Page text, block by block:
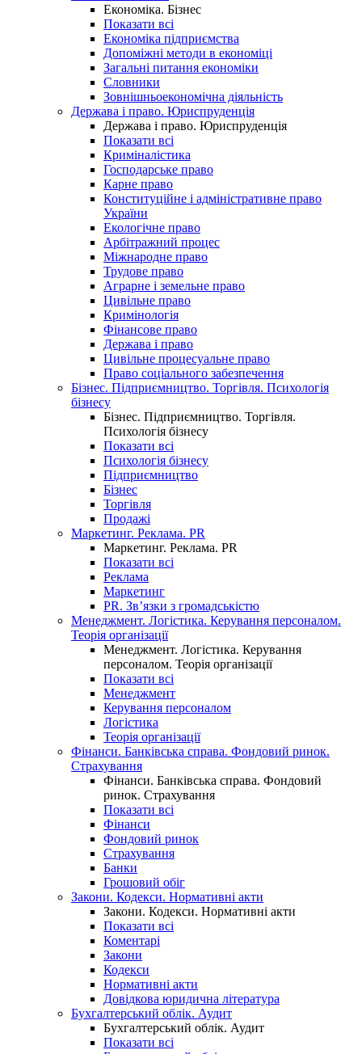
Економіка. Бізнес
Показати всі
Економіка підприємства
Допоміжні методи в економіці
Загальні питання економіки
Словники
Зовнішньоекономічна діяльність
Держава і право. Юриспруденція
Держава і право. Юриспруденція
Показати всі
Криміналістика
Господарське право
Карне право
Конституційне і адміністративне право
України
Екологічне право
Арбітражний процес
Міжнародне право
Трудове право
Аграрне і земельне право
Цивільне право
Кримінологія
Фінансове право
Держава і право
Цивільне процесуальне право
Право соціального забезпечення
Бізнес. Підприємництво. Торгівля. Психологія
бізнесу
Бізнес. Підприємництво. Торгівля.
Психологія бізнесу
Показати всі
Психологія бізнесу
Підприємництво
Бізнес
Торгівля
Продажі
Маркетинг. Реклама. PR
Маркетинг. Реклама. PR
Показати всі
Реклама
Маркетинг
PR. Зв’язки з громадськістю
Менеджмент. Логістика. Керування персоналом.
Теорія організації
Менеджмент. Логістика. Керування
персоналом. Теорія організації
Показати всі
Менеджмент
Керування персоналом
Логістика
Теорія організації
Фінанси. Банківська справа. Фондовий ринок.
Страхування
Фінанси. Банківська справа. Фондовий
ринок. Страхування
Показати всі
Фінанси
Фондовий ринок
Страхування
Банки
Грошовий обіг
Закони. Кодекси. Нормативні акти
Закони. Кодекси. Нормативні акти
Показати всі
Коментарі
Закони
Кодекси
Нормативні акти
Довідкова юридична література
Бухгалтерський облік. Аудит
Бухгалтерський облік. Аудит
Показати всі